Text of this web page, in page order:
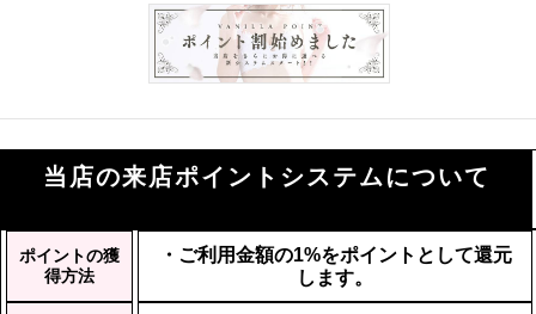
当店の来店ポイントシステムについて
ポイントの獲
得方法
・ご利用金額の1%をポイントとして還元
します。